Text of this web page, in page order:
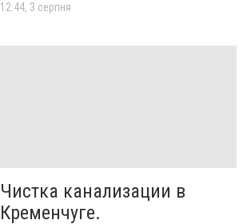
12:44, 3 серпня
Чистка канализации в
Кременчуге.